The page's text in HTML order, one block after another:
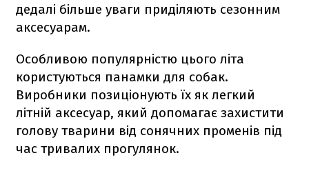
дедалі більше уваги приділяють сезонним
аксесуарам.
Особливою популярністю цього літа
користуються панамки для собак.
Виробники позиціонують їх як легкий
літній аксесуар, який допомагає захистити
голову тварини від сонячних променів під
час тривалих прогулянок.